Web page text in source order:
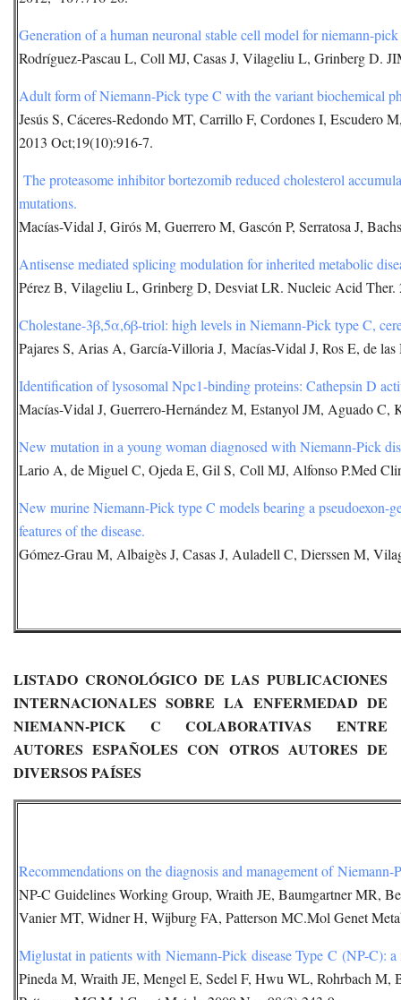
Generation of a human neuronal stable cell model for niemann-
Rodríguez-Pascau L, Coll MJ, Casas J, Vilageliu L, Grinberg D.
Adult form of Niemann-Pick type C with the variant biochemical
Jesús S, Cáceres-Redondo MT, Carrillo F, Cordones I, Escudero
2013 Oct;19(10):916-7.
The proteasome inhibitor bortezomib reduced cholesterol
mutations.
Macías-Vidal J, Girós M, Guerrero M, Gascón P, Serratosa J,
Antisense mediated splicing modulation for inherited metabolic
Pérez B, Vilageliu L, Grinberg D, Desviat LR. Nucleic Acid
Cholestane-3β,5α,6β-triol: high levels in Niemann-Pick type C,
Pajares S, Arias A, García-Villoria J, Macías-Vidal J, Ros E, de
Identification of lysosomal Npc1-binding proteins: Cathepsin D
Macías-Vidal J, Guerrero-Hernández M, Estanyol JM, Aguado
New mutation in a young woman diagnosed with Niemann-Pick
Lario A, de Miguel C, Ojeda E, Gil S, Coll MJ, Alfonso P.Med
New murine Niemann-Pick type C models bearing a pseudoexon-
features of the disease.
Gómez-Grau M, Albaigès J, Casas J, Auladell C, Dierssen M,
LISTADO CRONOLÓGICO DE LAS PUBLICACIONES
INTERNACIONALES SOBRE LA ENFERMEDAD DE
NIEMANN-PICK C COLABORATIVAS ENTRE
AUTORES ESPAÑOLES CON OTROS AUTORES DE
DIVERSOS PAÍSES
Recommendations on the diagnosis and management of Niemann-
NP-C Guidelines Working Group, Wraith JE, Baumgartner MR,
Vanier MT, Widner H, Wijburg FA, Patterson MC.Mol Genet
Miglustat in patients with Niemann-Pick disease Type C (NP-C):
Pineda M, Wraith JE, Mengel E, Sedel F, Hwu WL, Rohrbach